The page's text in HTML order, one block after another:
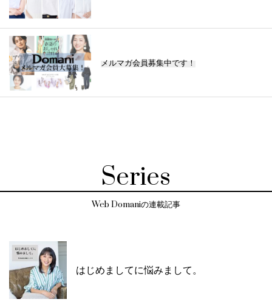
メルマガ会員募集中です！
Series
Web Domaniの連載記事
はじめましてに悩みまして。